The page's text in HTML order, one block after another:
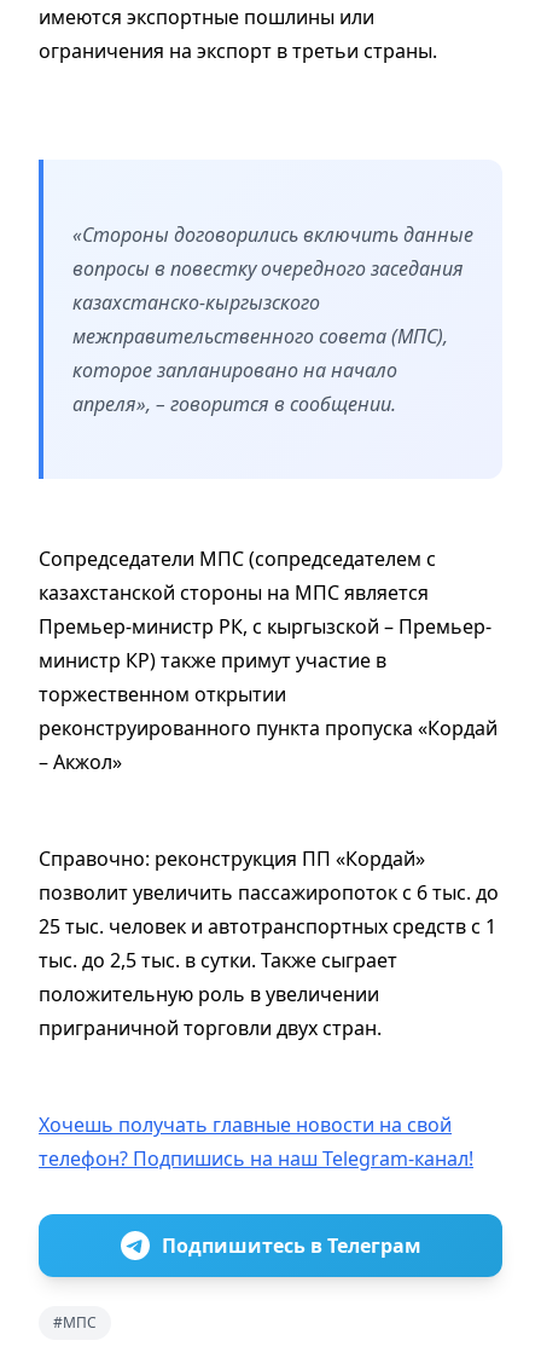
имеются экспортные пошлины или
ограничения на экспорт в третьи страны.
«Стороны договорились включить данные
вопросы в повестку очередного заседания
казахстанско-кыргызского
межправительственного совета (МПС),
которое запланировано на начало
апреля», – говорится в сообщении.
Сопредседатели МПС (сопредседателем с
казахстанской стороны на МПС является
Премьер-министр РК, с кыргызской – Премьер-
министр КР) также примут участие в
торжественном открытии
реконструированного пункта пропуска «Кордай
– Акжол»
Справочно: реконструкция ПП «Кордай»
позволит увеличить пассажиропоток с 6 тыс. до
25 тыс. человек и автотранспортных средств с 1
тыс. до 2,5 тыс. в сутки. Также сыграет
положительную роль в увеличении
приграничной торговли двух стран.
Хочешь получать главные новости на свой
телефон? Подпишись на наш Telegram-канал!
Подпишитесь в Телеграм
#МПС